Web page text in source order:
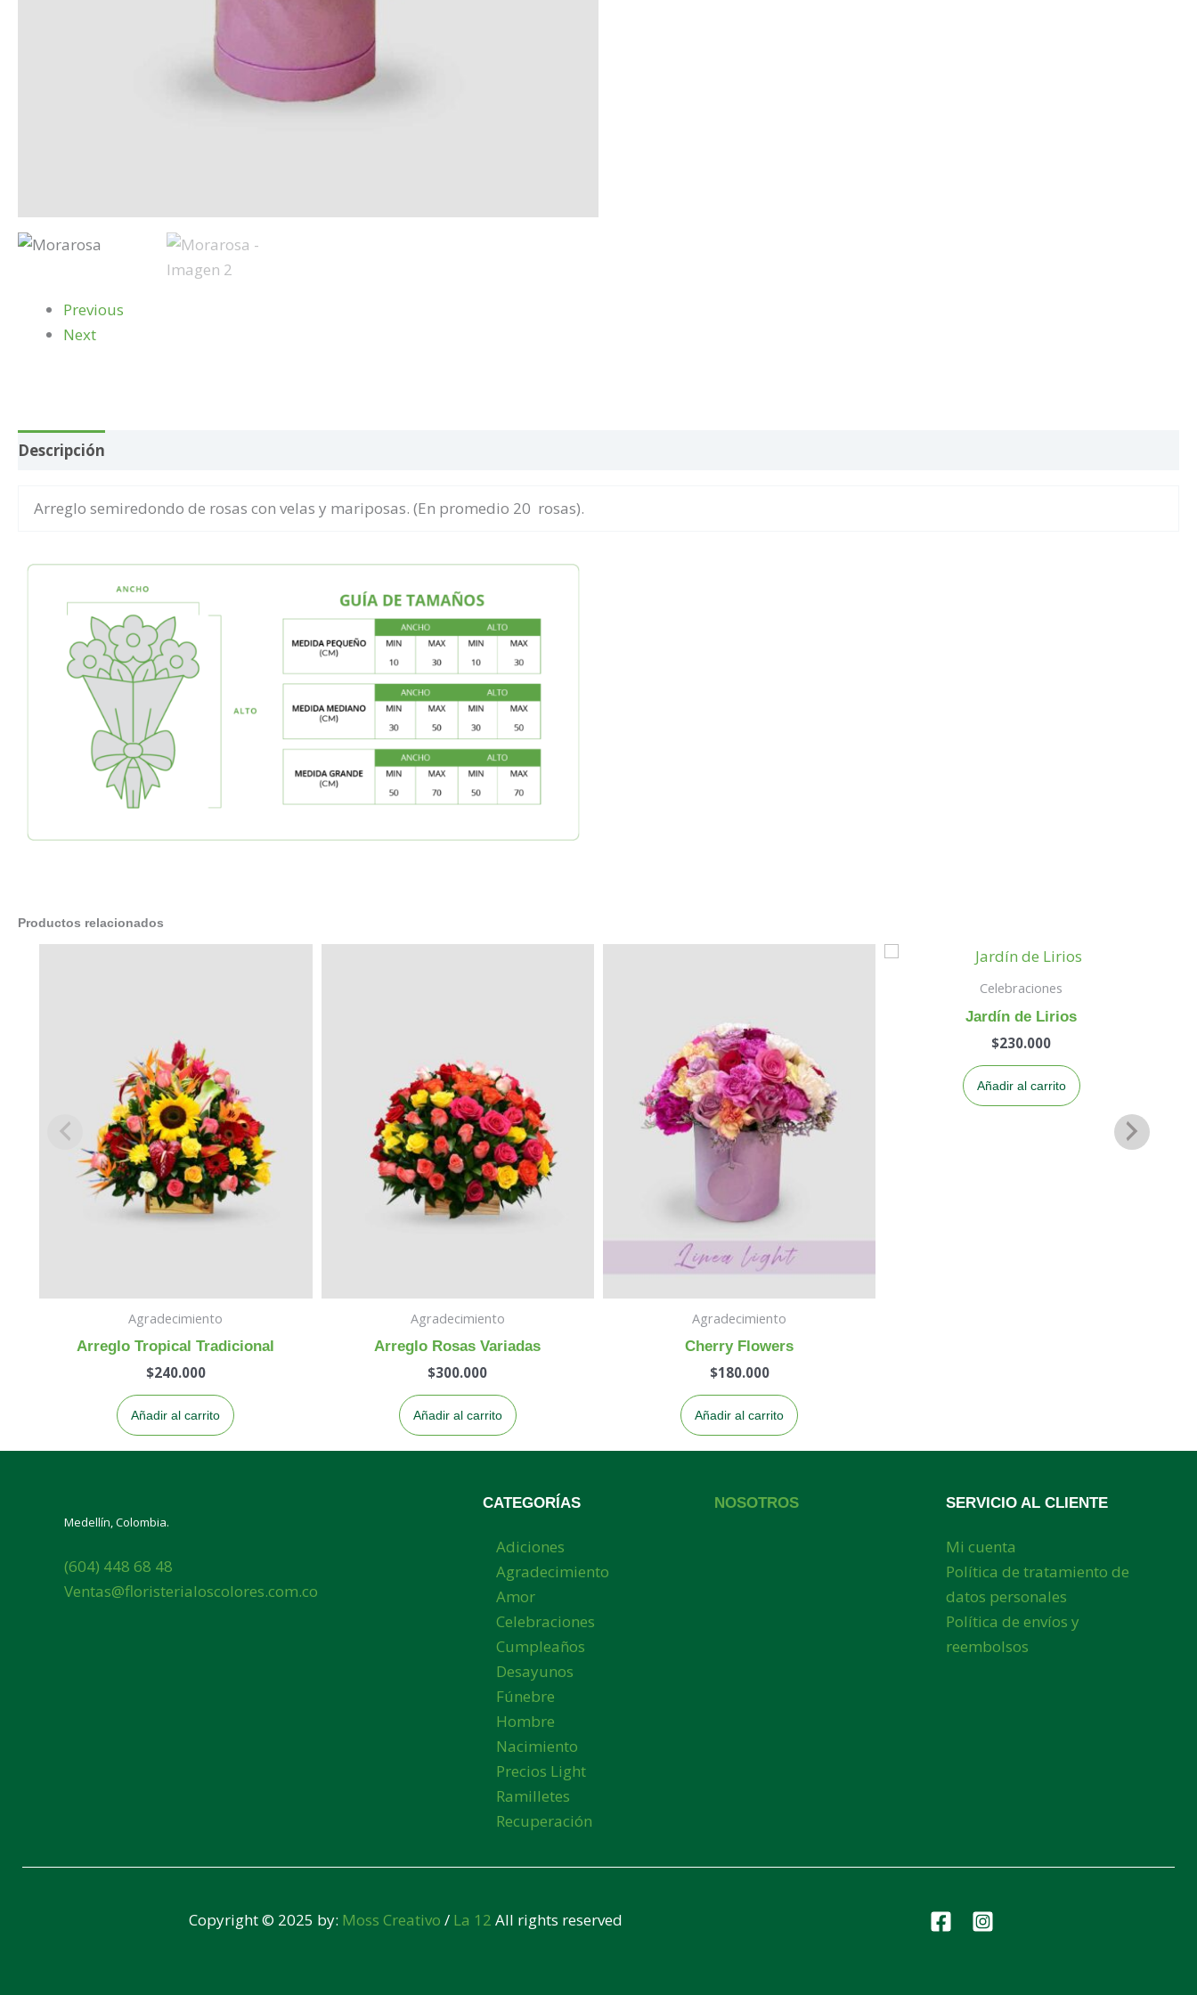
Previous
Next
Descripción
Arreglo semiredondo de rosas con velas y mariposas. (En promedio 20 rosas).
Productos relacionados
Agradecimiento
Arreglo Tropical Tradicional
$240.000
Añadir al carrito
Agradecimiento
Arreglo Rosas Variadas
$300.000
Añadir al carrito
Agradecimiento
Cherry Flowers
$180.000
Añadir al carrito
Celebraciones
Jardín de Lirios
$230.000
Añadir al carrito
Medellín, Colombia.
(604) 448 68 48
Ventas@floristerialoscolores.com.co
CATEGORÍAS
Adiciones
Agradecimiento
Amor
Celebraciones
Cumpleaños
Desayunos
Fúnebre
Hombre
Nacimiento
Precios Light
Ramilletes
Recuperación
NOSOTROS SERVICIO AL CLIENTE
Mi cuenta
Política de tratamiento de
datos personales
Política de envíos y
reembolsos
Copyright © 2025 by: Moss Creativo / La 12 All rights reserved